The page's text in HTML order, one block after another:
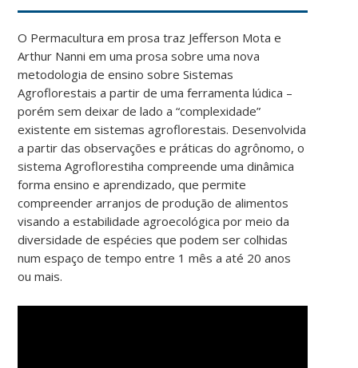
O Permacultura em prosa traz Jefferson Mota e
Arthur Nanni em uma prosa sobre uma nova
metodologia de ensino sobre Sistemas
Agroflorestais a partir de uma ferramenta lúdica –
porém sem deixar de lado a “complexidade”
existente em sistemas agroflorestais. Desenvolvida
a partir das observações e práticas do agrônomo, o
sistema Agroflorestiha compreende uma dinâmica
forma ensino e aprendizado, que permite
compreender arranjos de produção de alimentos
visando a estabilidade agroecológica por meio da
diversidade de espécies que podem ser colhidas
num espaço de tempo entre 1 mês a até 20 anos
ou mais.